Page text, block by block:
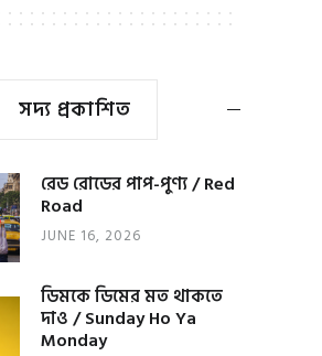
সদ্য প্রকাশিত
রেড রোডের পাপ-পুণ্য / Red
Road
JUNE 16, 2026
ডিমকে ডিমের মত থাকতে
দাও / Sunday Ho Ya
Monday